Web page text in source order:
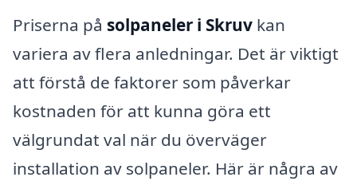
Priserna på solpaneler i Skruv kan
variera av flera anledningar. Det är viktigt
att förstå de faktorer som påverkar
kostnaden för att kunna göra ett
välgrundat val när du överväger
installation av solpaneler. Här är några av